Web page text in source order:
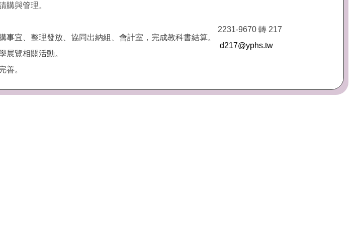
購與管理。
事宜、整理發放、協同出納組、會計室，完成教科書結算。
展覽相關活動。
善。
2231-9670 轉 217
d217@yphs.tw